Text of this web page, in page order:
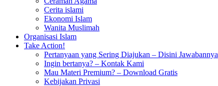
Cerita islami
Ekonomi Islam
Wanita Muslimah
Organisasi Islam
Take Action!
Pertanyaan yang Sering Diajukan – Disini Jawabannya
Ingin bertanya? – Kontak Kami
Mau Materi Premium? – Download Gratis
Kebijakan Privasi